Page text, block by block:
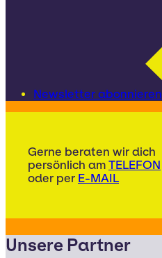
Newsletter abonnieren
Gerne beraten wir dich
persönlich am TELEFON
oder per E-MAIL
Unsere Partner